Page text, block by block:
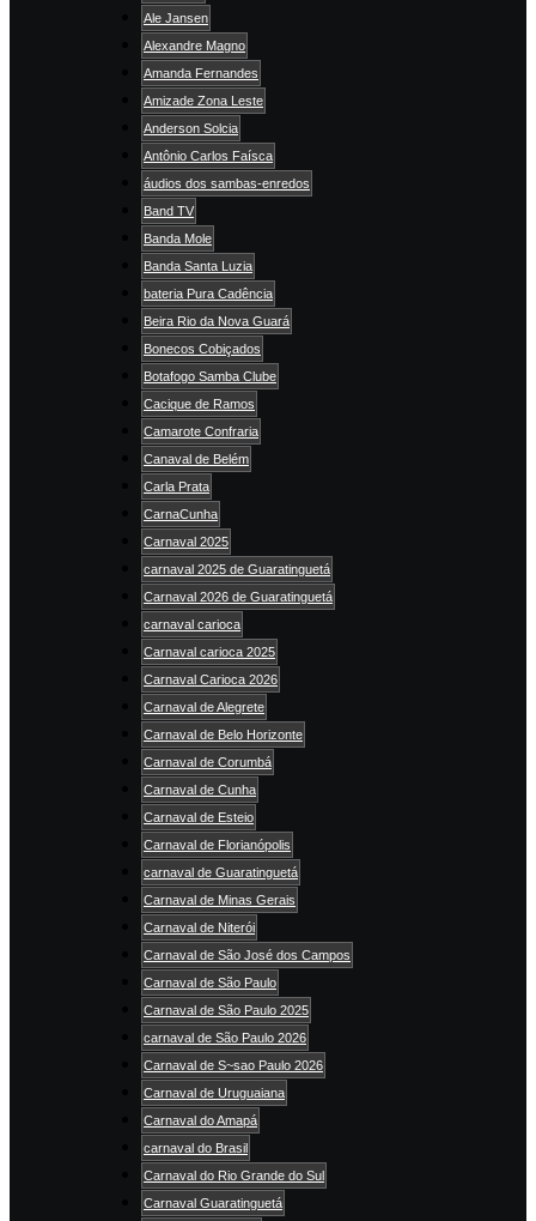
Ale Jansen
Alexandre Magno
Amanda Fernandes
Amizade Zona Leste
Anderson Solcia
Antônio Carlos Faísca
áudios dos sambas-enredos
Band TV
Banda Mole
Banda Santa Luzia
bateria Pura Cadência
Beira Rio da Nova Guará
Bonecos Cobiçados
Botafogo Samba Clube
Cacique de Ramos
Camarote Confraria
Canaval de Belém
Carla Prata
CarnaCunha
Carnaval 2025
carnaval 2025 de Guaratinguetá
Carnaval 2026 de Guaratinguetá
carnaval carioca
Carnaval carioca 2025
Carnaval Carioca 2026
Carnaval de Alegrete
Carnaval de Belo Horizonte
Carnaval de Corumbá
Carnaval de Cunha
Carnaval de Esteio
Carnaval de Florianópolis
carnaval de Guaratinguetá
Carnaval de Minas Gerais
Carnaval de Niterói
Carnaval de São José dos Campos
Carnaval de São Paulo
Carnaval de São Paulo 2025
carnaval de São Paulo 2026
Carnaval de S~sao Paulo 2026
Carnaval de Uruguaiana
Carnaval do Amapá
carnaval do Brasil
Carnaval do Rio Grande do Sul
Carnaval Guaratinguetá